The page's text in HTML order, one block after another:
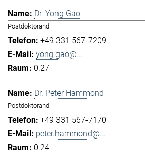
Dr. Yong Gao
Postdoktorand
+49 331 567-7209
yong.gao@...
0.27
Dr. Peter Hammond
Postdoktorand
+49 331 567-7170
peter.hammond@...
0.24